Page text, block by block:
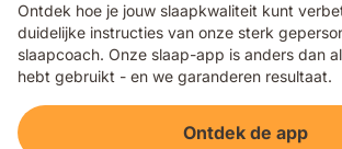
Ontdek hoe je jouw slaapkwaliteit kunt
duidelijke instructies van onze sterk
slaapcoach. Onze slaap-app is anders dan
hebt gebruikt - en we garanderen resultaat.
Ontdek de app